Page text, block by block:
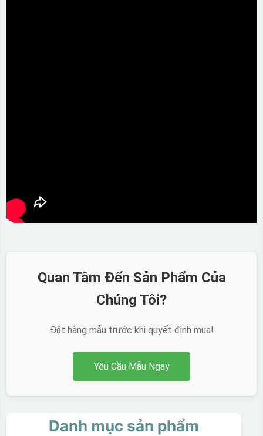
Quan Tâm Đến Sản Phẩm Của
Chúng Tôi?
Đặt hàng mẫu trước khi quyết định mua!
Yêu Cầu Mẫu Ngay
Danh mục sản phẩm